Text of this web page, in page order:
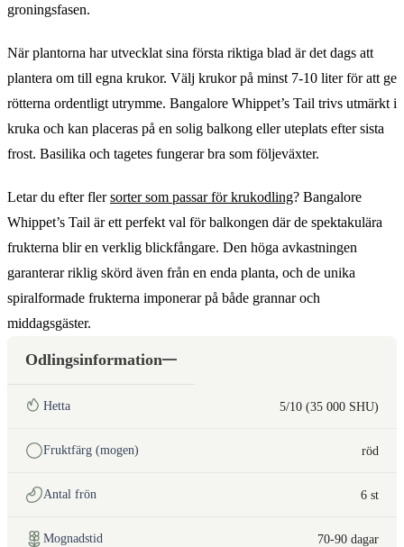
groningsfasen.
När plantorna har utvecklat sina första riktiga blad är det dags att
plantera om till egna krukor. Välj krukor på minst 7-10 liter för att ge
rötterna ordentligt utrymme. Bangalore Whippet’s Tail trivs utmärkt i
kruka och kan placeras på en solig balkong eller uteplats efter sista
frost. Basilika och tagetes fungerar bra som följeväxter.
Letar du efter flersorter som passar för krukodling? Bangalore
Whippet’s Tail är ett perfekt val för balkongen där de spektakulära
frukterna blir en verklig blickfångare. Den höga avkastningen
garanterar riklig skörd även från en enda planta, och de unika
spiralformade frukterna imponerar på både grannar och
middagsgäster.
Odlingsinformation
Hetta 5/10 (35 000 SHU)
Fruktfärg (mogen) röd
Antal frön 6 st
Mognadstid 70-90 dagar